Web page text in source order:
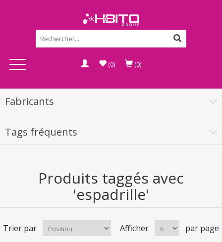
(0) (0)
Fabricants
Tags fréquents
Produits taggés avec
'espadrille'
Trier par Afficher par page